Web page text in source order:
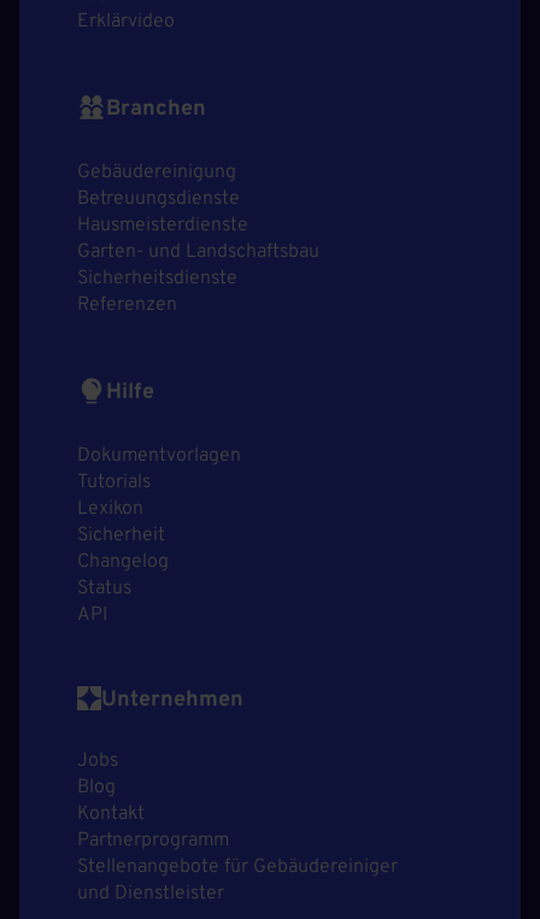
Erklärvideo
Branchen
Gebäudereinigung
Betreuungsdienste
Hausmeisterdienste
Garten- und Landschaftsbau
Sicherheitsdienste
Referenzen
Hilfe
Dokumentvorlagen
Tutorials
Lexikon
Sicherheit
Changelog
Status
API
Unternehmen
Jobs
Blog
Kontakt
Partnerprogramm
Stellenangebote für Gebäudereiniger
und Dienstleister